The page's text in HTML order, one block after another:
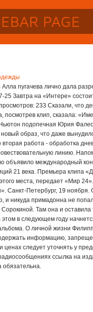
PAGE
пугачева лично дала
25 Завтра на «Интере»
233 Сказали, что
посмотрев клип, сказала:
подопечная Юрия
образ, что даже
вторая работа - обработка
линию.
объявило международный
21 века. Премьера клипа
места, передает «Мир
Санкт-Петербург, 19 ноября.
и никуда примадонна не
Сорокиной. Там она и
в следующем году
О личной жизни
информацию,
ценах следует уточнять у
ссылка на
обязательна.